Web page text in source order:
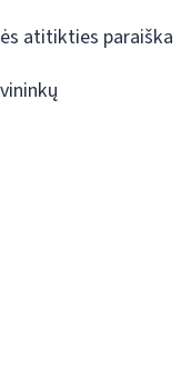
atitikties paraiška